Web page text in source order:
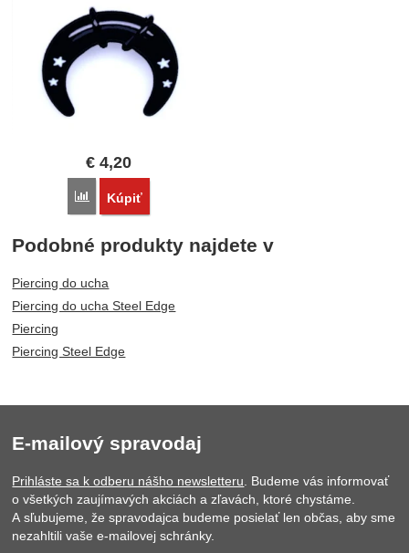
€ 4,20
Porovnať
Kúpiť
Podobné produkty najdete v
Piercing do ucha
Piercing do ucha Steel Edge
Piercing
Piercing Steel Edge
E-mailový spravodaj
Prihláste sa k odberu nášho newsletteru. Budeme vás informovať
o všetkých zaujímavých akciách a zľavách, ktoré chystáme.
A sľubujeme, že spravodajca budeme posielať len občas, aby sme
nezahltili vaše e-mailovej schránky.